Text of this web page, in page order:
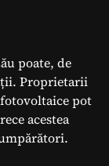
poate, de
Proprietarii
pot
acestea